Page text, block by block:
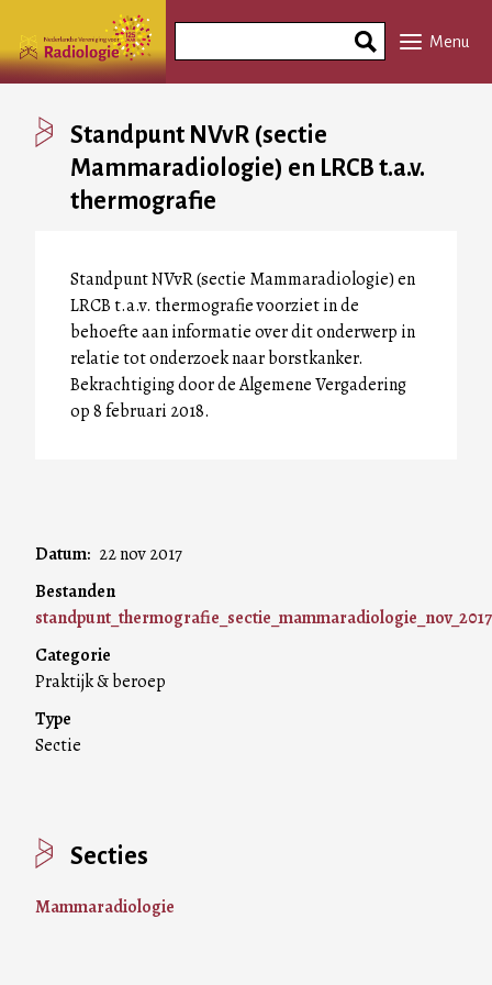
naar
inhoud
Phrase
Menu
Standpunt NVvR (sectie
Mammaradiologie) en LRCB t.a.v.
thermografie
Standpunt NVvR (sectie Mammaradiologie) en
LRCB t.a.v. thermografie voorziet in de
behoefte aan informatie over dit onderwerp in
relatie tot onderzoek naar borstkanker.
Bekrachtiging door de Algemene Vergadering
op 8 februari 2018.
Datum 22 nov 2017
Bestanden
Categorie
Praktijk & beroep
Type
Sectie
Secties
Mammaradiologie